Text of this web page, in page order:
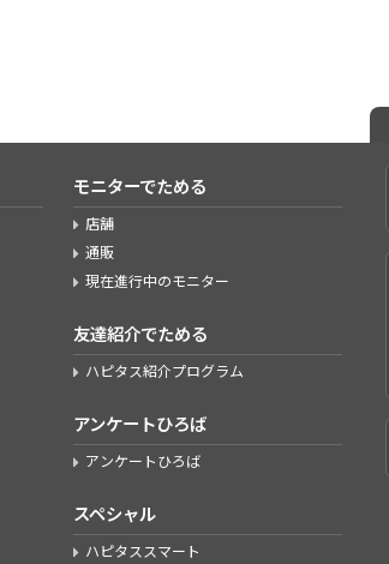
モニターでためる
店舗
通販
現在進行中のモニター
友達紹介でためる
ハピタス紹介プログラム
アンケートひろば
アンケートひろば
スペシャル
ハピタススマート